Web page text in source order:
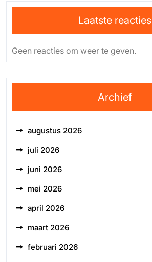
Laatste reacties
Geen reacties om weer te geven.
Archief
augustus 2026
juli 2026
juni 2026
mei 2026
april 2026
maart 2026
februari 2026